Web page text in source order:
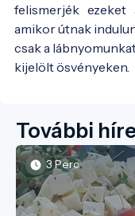
felismerjék ezeket
amikor útnak
csak a
kijelölt ösvényeken.
További
3 Perc